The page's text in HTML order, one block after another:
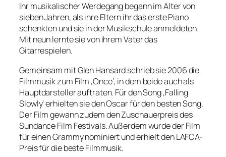
Ihr musikalischer Werdegang begann im Alter von
sieben Jahren, als ihre Eltern ihr das erste Piano
schenkten und sie in der Musikschule anmeldeten.
Mit neun lernte sie von ihrem Vater das
Gitarrespielen.
Gemeinsam mit Glen Hansard schrieb sie 2006 die
Filmmusik zum Film ‚Once‘, in dem beide auch als
Hauptdarsteller auftraten. Für den Song ‚Falling
Slowly‘ erhielten sie den Oscar für den besten Song.
Der Film gewann zudem den Zuschauerpreis des
Sundance Film Festivals. Außerdem wurde der Film
für einen Grammy nominiert und erhielt den LAFCA-
Preis für die beste Filmmusik.